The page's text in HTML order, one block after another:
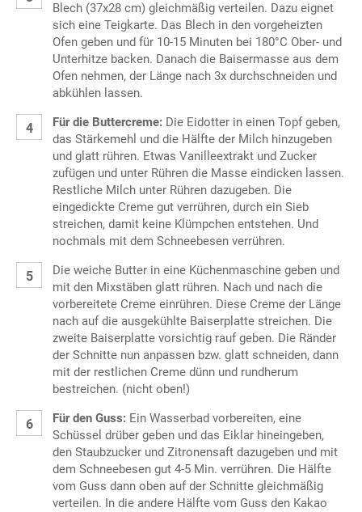
Blech (37x28 cm) gleichmäßig verteilen. Dazu eignet
sich eine Teigkarte. Das Blech in den vorgeheizten
Ofen geben und für 10-15 Minuten bei 180°C Ober- und
Unterhitze backen. Danach die Baisermasse aus dem
Ofen nehmen, der Länge nach 3x durchschneiden und
abkühlen lassen.
Für die Buttercreme: Die Eidotter in einen Topf geben,
das Stärkemehl und die Hälfte der Milch hinzugeben
und glatt rühren. Etwas Vanilleextrakt und Zucker
zufügen und unter Rühren die Masse eindicken lassen.
Restliche Milch unter Rühren dazugeben. Die
eingedickte Creme gut verrühren, durch ein Sieb
streichen, damit keine Klümpchen entstehen. Und
nochmals mit dem Schneebesen verrühren.
Die weiche Butter in eine Küchenmaschine geben und
mit den Mixstäben glatt rühren. Nach und nach die
vorbereitete Creme einrühren. Diese Creme der Länge
nach auf die ausgekühlte Baiserplatte streichen. Die
zweite Baiserplatte vorsichtig rauf geben. Die Ränder
der Schnitte nun anpassen bzw. glatt schneiden, dann
mit der restlichen Creme dünn und rundherum
bestreichen. (nicht oben!)
Für den Guss: Ein Wasserbad vorbereiten, eine
Schüssel drüber geben und das Eiklar hineingeben,
den Staubzucker und Zitronensaft dazugeben und mit
dem Schneebesen gut 4-5 Min. verrühren. Die Hälfte
vom Guss dann oben auf der Schnitte gleichmäßig
verteilen. In die andere Hälfte vom Guss den Kakao